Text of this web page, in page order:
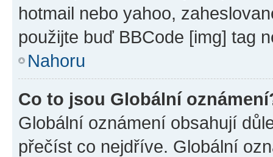
hotmail nebo yahoo,
použijte buď BBCode [img] tag
Nahoru
Co to jsou Globální
Globální oznámení obsahují
přečíst co nejdříve. Globální